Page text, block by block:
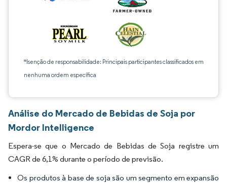
*Isenção de responsabilidade: Principais participantes classificados em
nenhuma ordem específica
Análise do Mercado de Bebidas de Soja por
Mordor Intelligence
Espera-se que o Mercado de Bebidas de Soja registre um
CAGR de 6,1% durante o período de previsão.
Os produtos à base de soja são um segmento em expansão